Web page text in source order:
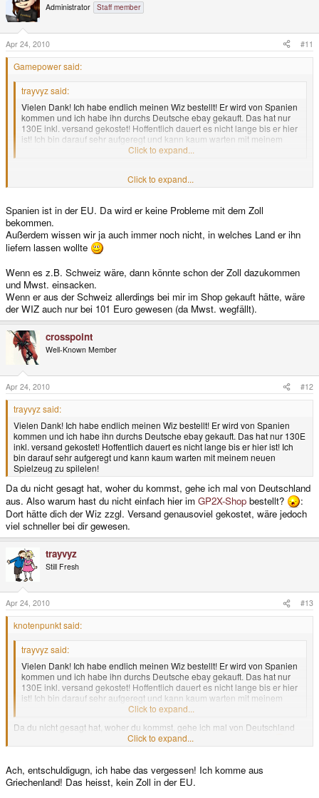
Administrator Staff member
Apr 24, 2010 #11
Gamepower said:
trayvyz said:
Vielen Dank! Ich habe endlich meinen Wiz bestellt! Er wird von Spanien
kommen und ich habe ihn durchs Deutsche ebay gekauft. Das hat nur
130E inkl. versand gekostet! Hoffentlich dauert es nicht lange bis er hier
ist! Ich bin darauf sehr aufgeregt und kann kaum warten mit meinem
neuen Spielzeug zu spilelen!Click to expand...
130€ inkl. Versand? Genausoviel hätte er Dir im Shop gekostet. Nun aber
könntest Du probleme mit dem Zoll bekommen, wenn diese deinem Import
noch Zoll zahlen musst, weis ich nicht...
Click to expand...
Spanien ist in der EU. Da wird er keine Probleme mit dem Zoll
bekommen.
Außerdem wissen wir ja auch immer noch nicht, in welches Land er ihn
liefern lassen wollte
Wenn es z.B. Schweiz wäre, dann könnte schon der Zoll dazukommen
und Mwst. einsacken.
Wenn er aus der Schweiz allerdings bei mir im Shop gekauft hätte, wäre
der WIZ auch nur bei 101 Euro gewesen (da Mwst. wegfällt).
crosspoint
Well-Known Member
Apr 24, 2010 #12
trayvyz said:
Vielen Dank! Ich habe endlich meinen Wiz bestellt! Er wird von Spanien
kommen und ich habe ihn durchs Deutsche ebay gekauft. Das hat nur 130E
inkl. versand gekostet! Hoffentlich dauert es nicht lange bis er hier ist! Ich
bin darauf sehr aufgeregt und kann kaum warten mit meinem neuen
Spielzeug zu spilelen!
Da du nicht gesagt hat, woher du kommst, gehe ich mal von Deutschland
aus. Also warum hast du nicht einfach hier im GP2X-Shop bestellt?
:
Dort hätte dich der Wiz zzgl. Versand genausoviel gekostet, wäre jedoch
viel schneller bei dir gewesen.
trayvyz
Still Fresh
Apr 24, 2010 #13
knotenpunkt said:
trayvyz said:
Vielen Dank! Ich habe endlich meinen Wiz bestellt! Er wird von Spanien
kommen und ich habe ihn durchs Deutsche ebay gekauft. Das hat nur
130E inkl. versand gekostet! Hoffentlich dauert es nicht lange bis er hier
ist! Ich bin darauf sehr aufgeregt und kann kaum warten mit meinem
neuen Spielzeug zu spilelen!Click to expand...
Da du nicht gesagt hat, woher du kommst, gehe ich mal von Deutschland
aus. Also warum hast du nicht einfach hier imGP2X-Shop
Click to expand...
Ach, entschuldigugn, ich habe das vergessen! Ich komme aus
Griechenland! Das heisst, kein Zoll in der EU.